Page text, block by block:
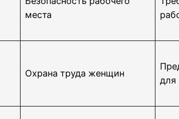
места
Охрана труда женщин